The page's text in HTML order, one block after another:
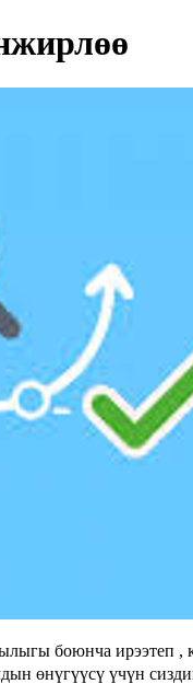
боюнча ирээтеп ,
өнүгүүсү үчүн